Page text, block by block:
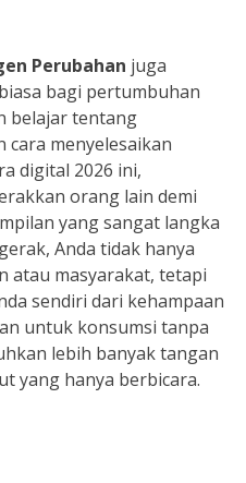
Perubahan juga
bagi pertumbuhan
belajar tentang
cara menyelesaikan
digital 2026 ini,
orang lain demi
yang sangat langka
Anda tidak hanya
atau masyarakat, tetapi
sendiri dari kehampaan
untuk konsumsi tanpa
lebih banyak tangan
yang hanya berbicara.